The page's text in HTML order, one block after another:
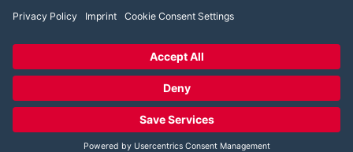
2026 LESER GmbH & Co. KG
版本说明
Cookie同意设置